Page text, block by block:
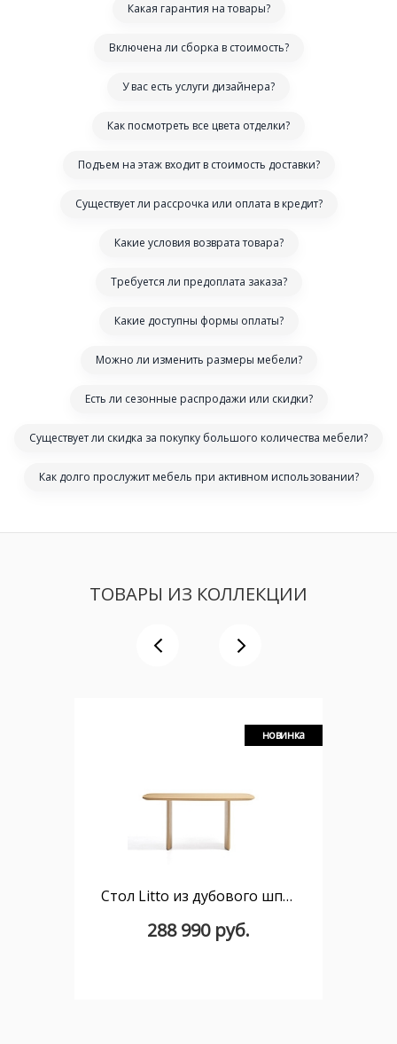
Какая гарантия на товары?
Включена ли сборка в стоимость?
У вас есть услуги дизайнера?
Как посмотреть все цвета отделки?
Подъем на этаж входит в стоимость доставки?
Существует ли рассрочка или оплата в кредит?
Какие условия возврата товара?
Требуется ли предоплата заказа?
Какие доступны формы оплаты?
Можно ли изменить размеры мебели?
Есть ли сезонные распродажи или скидки?
Существует ли скидка за покупку большого количества мебели?
Как долго прослужит мебель при активном использовании?
ТОВАРЫ ИЗ КОЛЛЕКЦИИ
новинка
Стол Litto из дубового шпона, 160 x 90 см
288 990 руб.